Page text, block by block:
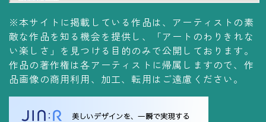
※本サイトに掲載している作品は、アーティストの素
敵な作品を知る機会を提供し、「アートのわりきれな
い楽しさ」を見つける目的のみで公開しております。
作品の著作権は各アーティストに帰属しますので、作
品画像の商用利用、加工、転用はご遠慮ください。